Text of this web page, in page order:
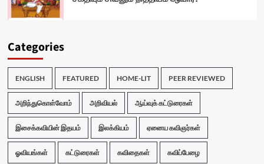
Categories
ENGLISH FEATURED HOME-LIT PEER REVIEWED
அறிந்துகொள்வோம் அறிவியல் ஆய்வுக் கட்டுரைகள்
இசைக்கவியின் இதயம் இலக்கியம் ஏனைய கவிஞர்கள்
ஓவியங்கள் கட்டுரைகள் கவிதைகள் கவிப்பேழை